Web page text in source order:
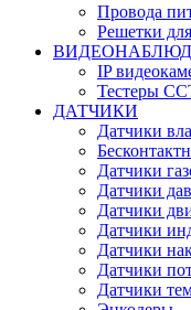
Провода
Решетки
IP
Тестеры
ДАТЧИКИ
Датчики
Датчики
Датчики
Датчики
Датчики
Датчики
Датчики
Датчики